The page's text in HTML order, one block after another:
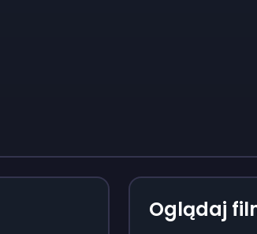
Oglądaj